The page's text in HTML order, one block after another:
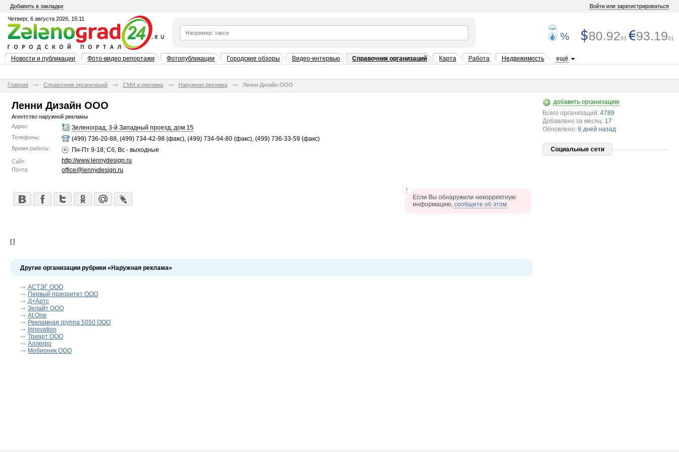
Добавить в закладки Войти или зарегистрироваться
Четверг, 6 августа 2026, 15:11
% 80.9293 93.1901
Новости и публикации Фото-видео репортажи Фотопубликации Городские обзоры Видео-интервью Справочник организаций Карта Работа Недвижимость ещё
Главная Справочник организаций СМИ и реклама Наружная реклама Ленни Дизайн ООО
Ленни Дизайн ООО
Агентство наружной рекламы
Адрес:
Зеленоград, 3-й Западный проезд, дом 15
Телефоны: (499) 736-20-88, (499) 734-42-98 (факс), (499) 734-94-80 (факс), (499) 736-33-59 (факс)
Время работы: Пн-Пт 9-18; Сб, Вс - выходные
Сайт: http://www.lennydesign.ru
Почта: office@lennydesign.ru
Если Вы обнаружили некорректную
информацию, сообщите об этом
[ ]
Другие организации рубрики «Наружная реклама»
АСТЭГ ООО
Первый приоритет ООО
Д+Артс
Зелайт ООО
At One
Рекламная группа 5050 ООО
Innovation
Триарт ООО
Аллегро
Мобионик ООО
добавить организацию
Всего организаций: 4789
Добавлено за месяц: 17
Обновлено: 6 дней назад
Социальные сети